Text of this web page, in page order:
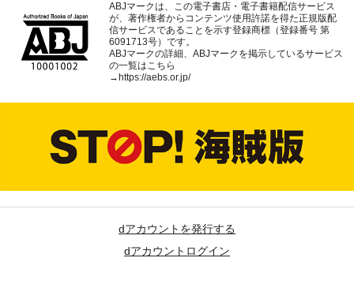
ABJマークは、この電子書店・電子書籍配信サービス
が、著作権者からコンテンツ使用許諾を得た正規版配
信サービスであることを示す登録商標（登録番号 第
6091713号）です。
ABJマークの詳細、ABJマークを掲示しているサービス
の一覧はこちら
→ https://aebs.or.jp/
dアカウントを発行する
dアカウントログイン